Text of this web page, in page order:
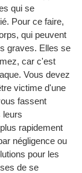
qui se
Pour ce faire,
qui peuvent
graves. Elles se
car c'est
Vous devez
victime d'une
fassent
leurs
rapidement
négligence ou
pour les
de se